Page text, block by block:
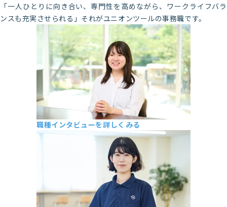
「一人ひとりに向き合い、専門性を高めながら、ワークライフバラ
ンスも充実させられる」それがユニオンツールの事務職です。
総務部 M・S
職種インタビューを詳しくみる